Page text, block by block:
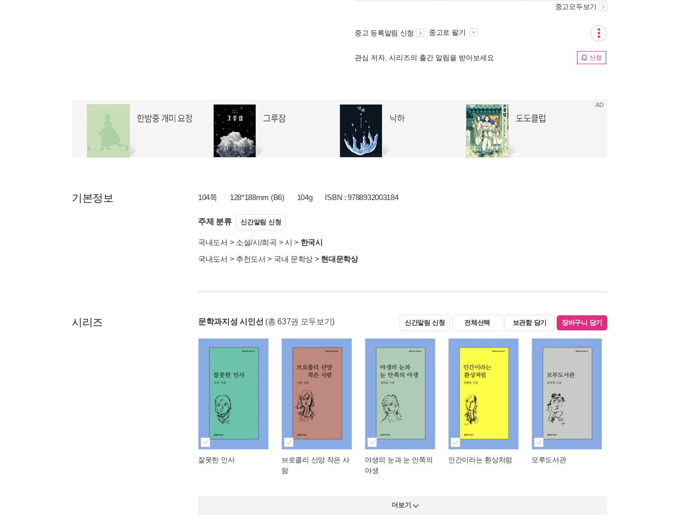
중고모두보기
중고 등록알림 신청 중고로 팔기
관심 저자, 시리즈의 출간 알림을 받아보세요 신청
기본정보 104쪽 128*188mm (B6) 104g ISBN : 9788932003184
주제 분류 신간알림 신청
국내도서 > 소설/시/희곡 > 시 > 한국시
국내도서 > 추천도서 > 국내 문학상 > 현대문학상
시리즈 문학과지성 시인선 (총 637권 모두보기) 신간알림 신청 전체선택 보관함 담기 장바구니 담기
잘못한 인사
브로콜리 산양 작은 사
람
야생의 눈과 눈 안쪽의
야생
인간이라는 환상처럼 모루도서관
더보기